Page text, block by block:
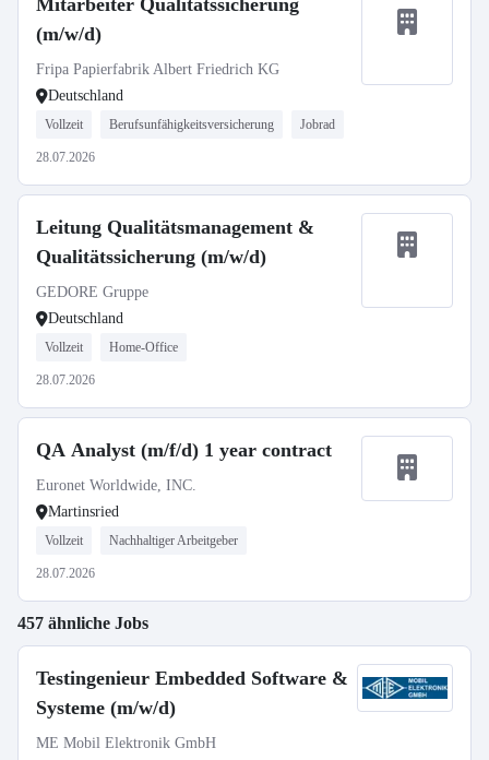
Mitarbeiter Qualitätssicherung
(m/w/d)
Fripa Papierfabrik Albert Friedrich KG
Deutschland
Vollzeit Berufsunfähigkeitsversicherung Jobrad
28.07.2026
Leitung Qualitätsmanagement &
Qualitätssicherung (m/w/d)
GEDORE Gruppe
Deutschland
Vollzeit Home-Office
28.07.2026
QA Analyst (m/f/d) 1 year contract
Euronet Worldwide, INC.
Martinsried
Vollzeit Nachhaltiger Arbeitgeber
28.07.2026
457 ähnliche Jobs
Testingenieur Embedded Software &
Systeme (m/w/d)
ME Mobil Elektronik GmbH